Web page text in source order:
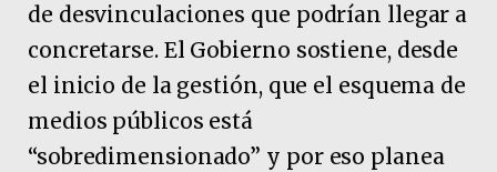
de desvinculaciones que podrían llegar a
concretarse. El Gobierno sostiene, desde
el inicio de la gestión, que el esquema de
medios públicos está
“sobredimensionado” y por eso planea